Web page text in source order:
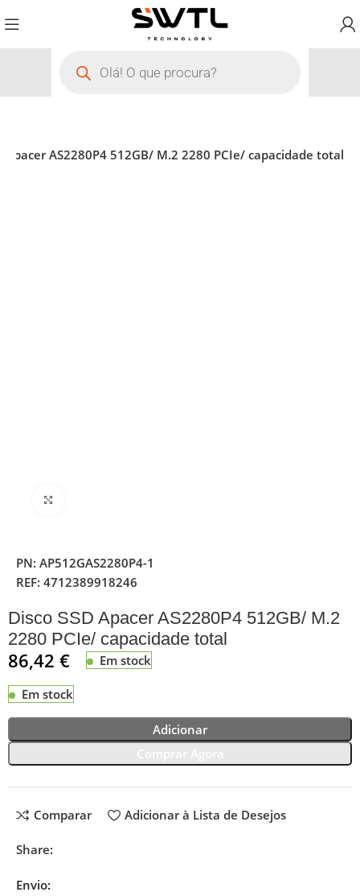
Apacer AS2280P4 512GB/ M.2 2280 PCIe/ capacidade total
PN:AP512GAS2280P4-1
REF:4712389918246
Disco SSD Apacer AS2280P4 512GB/ M.2
2280 PCIe/ capacidade total
86,42€ Em stock
Em stock
Adicionar
Comparar Adicionar à Lista de Desejos
Share:
Envio: